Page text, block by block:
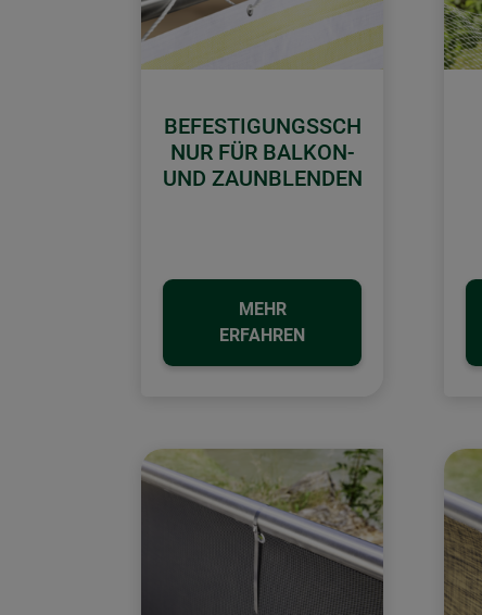
BEFESTIGUNGSSCH
NUR FÜR BALKON-
UND ZAUNBLENDEN
MEHR
ERFAHREN